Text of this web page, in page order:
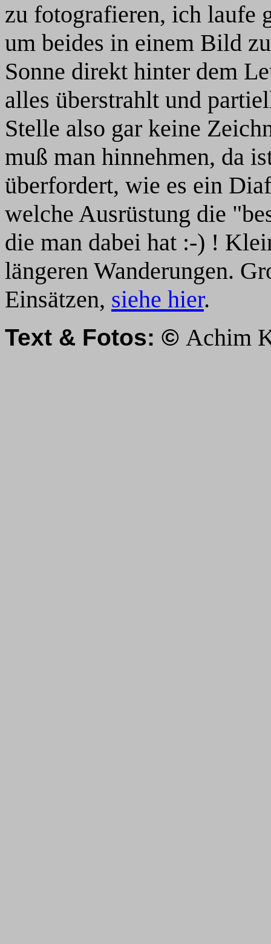
zu fotografieren, ich laufe
um beides in einem Bild
Sonne direkt hinter dem
alles überstrahlt und
Stelle also gar keine
muß man hinnehmen, da
überfordert, wie es ein
welche Ausrüstung die
die man dabei hat :-) !
längeren Wanderungen.
Einsätzen, siehe hier.
Text & Fotos: © Achim